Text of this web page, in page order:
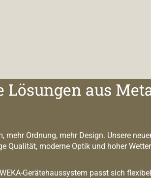
Lösungen aus
mehr Ordnung, mehr Design. Unsere
Qualität, moderne Optik und hoher
Gerätehaussystem passt sich